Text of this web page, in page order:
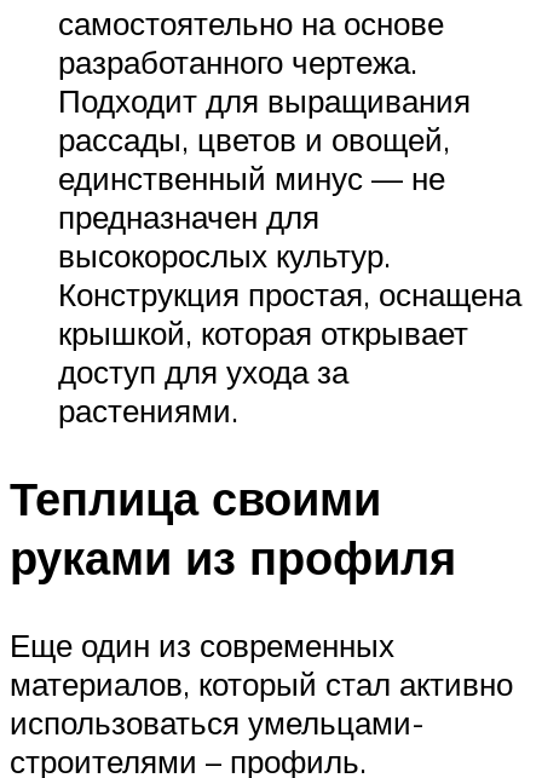
самостоятельно на основе
разработанного чертежа.
Подходит для выращивания
рассады, цветов и овощей,
единственный минус — не
предназначен для
высокорослых культур.
Конструкция простая, оснащена
крышкой, которая открывает
доступ для ухода за
растениями.
Теплица своими
руками из профиля
Еще один из современных
материалов, который стал активно
использоваться умельцами-
строителями – профиль.